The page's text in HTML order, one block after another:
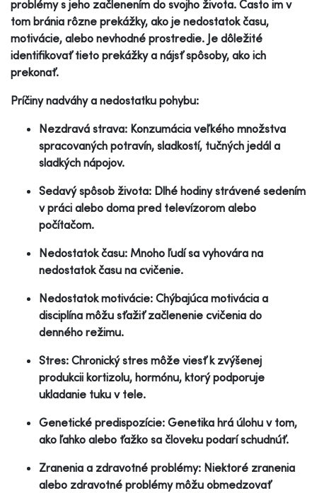
problémy s jeho začlenením do svojho života. Často im v
tom bránia rôzne prekážky, ako je nedostatok času,
motivácie, alebo nevhodné prostredie. Je dôležité
identifikovať tieto prekážky a nájsť spôsoby, ako ich
prekonať.
Príčiny nadváhy a nedostatku pohybu:
Nezdravá strava: Konzumácia veľkého množstva
spracovaných potravín, sladkostí, tučných jedál a
sladkých nápojov.
Sedavý spôsob života: Dlhé hodiny strávené sedením
v práci alebo doma pred televízorom alebo
počítačom.
Nedostatok času: Mnoho ľudí sa vyhovára na
nedostatok času na cvičenie.
Nedostatok motivácie: Chýbajúca motivácia a
disciplína môžu sťažiť začlenenie cvičenia do
denného režimu.
Stres: Chronický stres môže viesť k zvýšenej
produkcii kortizolu, hormónu, ktorý podporuje
ukladanie tuku v tele.
Genetické predispozície: Genetika hrá úlohu v tom,
ako ľahko alebo ťažko sa človeku podarí schudnúť.
Zranenia a zdravotné problémy: Niektoré zranenia
alebo zdravotné problémy môžu obmedzovať